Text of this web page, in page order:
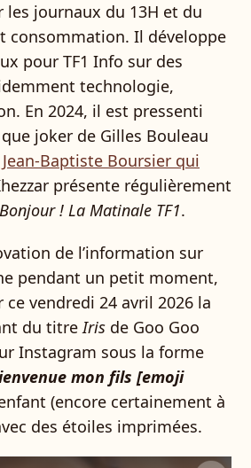
journaux du 13H et du
consommation. Il développe
pour TF1 Info sur des
technologie,
En 2024, il est pressenti
joker de Gilles Bouleau
Baptiste Boursier qui
présente régulièrement
Bonjour ! La Matinale TF1.
de l’information sur
pendant un petit moment,
ce vendredi 24 avril 2026 la
du titreIris de Goo Goo
Instagram sous la forme
mon fils [emoji
(encore certainement à
des étoiles imprimées.